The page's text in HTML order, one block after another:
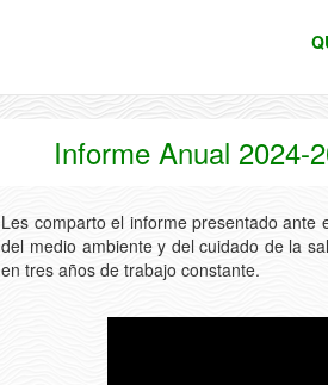
Informe Anual 2024-
Les comparto el informe presentado ante
del medio ambiente y del cuidado de la
en tres años de trabajo constante.